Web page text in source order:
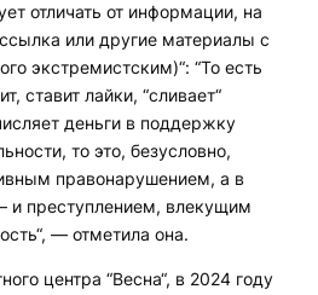
отличать от информации, на
или другие материалы с
экстремистским)“: “То есть
ставит лайки, “сливает“
деньги в поддержку
то это, безусловно,
правонарушением, а в
и преступлением, влекущим
— отметила она.
центра “Весна“, в 2024 году